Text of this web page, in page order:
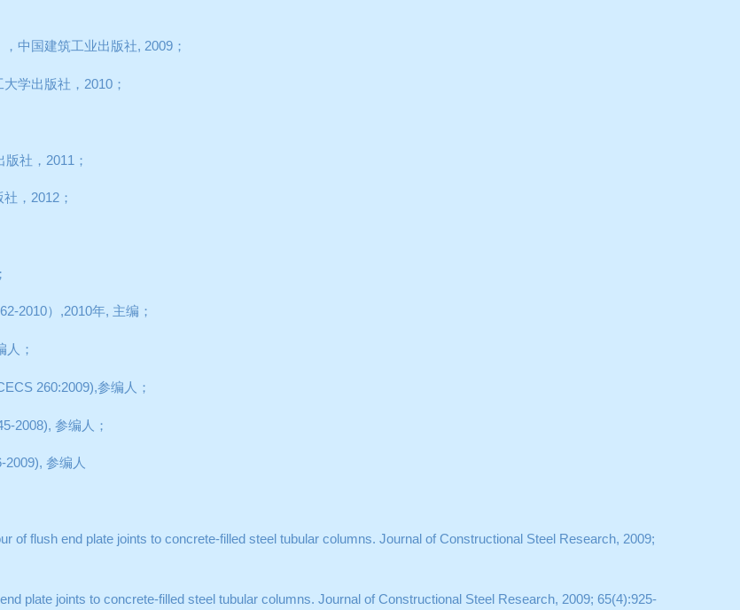
中国建筑工业出版社, 2009 ；
学出版社， 2010 ；
社， 2011 ；
， 2012 ；
2010） ,2010年, 主编；
人；
260:2009),参编人；
2008), 参编人；
2009), 参编人
of flush end plate joints to concrete-filled steel tubular columns. Journal of Constructional Steel Research, 2009;
plate joints to concrete-filled steel tubular columns. Journal of Constructional Steel Research, 2009; 65(4):925-